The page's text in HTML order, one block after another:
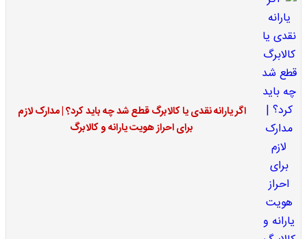
اگر یارانه نقدی یا کالابرگ قطع شد چه باید کرد؟ | مدارک لازم
برای احراز هویت یارانه و کالابرگ